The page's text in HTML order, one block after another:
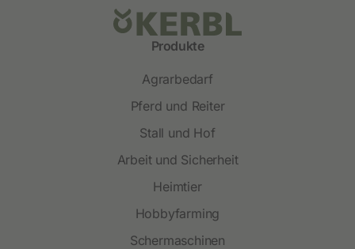
Produkte
Agrarbedarf
Pferd und Reiter
Stall und Hof
Arbeit und Sicherheit
Heimtier
Hobbyfarming
Schermaschinen